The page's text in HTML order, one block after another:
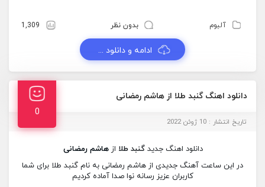
آلبوم بدون نظر 1,309
ادامه و دانلود ...
دانلود اهنگ گنبد طلا از هاشم رمضانی
0
تاریخ انتشار : 10 ژوئن 2022
دانلود اهنگ جدید گنبد طلا از هاشم رمضانی
در این ساعت آهنگ جدیدی از هاشم رمضانی به نام گنبد طلا برای شما
کاربران عزیز رسانه نوا صدا آماده کردیم